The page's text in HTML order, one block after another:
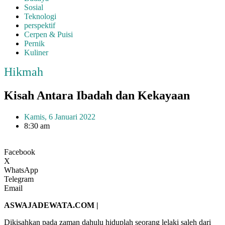
Sosial
Teknologi
perspektif
Cerpen & Puisi
Pernik
Kuliner
Hikmah
Kisah Antara Ibadah dan Kekayaan
Kamis, 6 Januari 2022
8:30 am
Facebook
X
WhatsApp
Telegram
Email
ASWAJADEWATA.COM |
Dikisahkan pada zaman dahulu hiduplah seorang lelaki saleh dari